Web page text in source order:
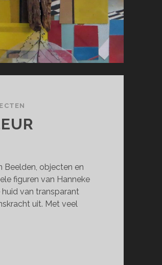
Beelden, objecten en
figuren van Hanneke
van transparant
uit. Met veel